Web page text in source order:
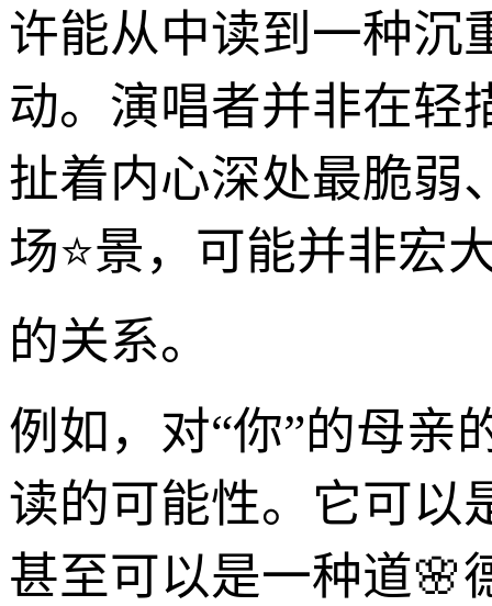
许能从中读到一种沉
动。演唱者并非在轻
扯着内心深处最脆弱
场⭐景，可能并非宏
的关系。
例如，对“你”的母亲
读的可能性。它可以
甚至可以是一种道🌸